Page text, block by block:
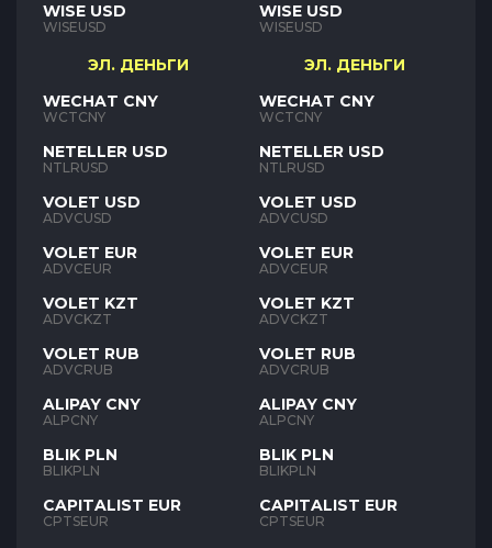
WISE USD
WISEUSD
ЭЛ. ДЕНЬГИ
WECHAT CNY
WCTCNY
NETELLER USD
NTLRUSD
VOLET USD
ADVCUSD
VOLET EUR
ADVCEUR
VOLET KZT
ADVCKZT
VOLET RUB
ADVCRUB
ALIPAY CNY
ALPCNY
BLIK PLN
BLIKPLN
CAPITALIST EUR
CPTSEUR
WISE USD
WISEUSD
ЭЛ. ДЕНЬГИ
WECHAT CNY
WCTCNY
NETELLER USD
NTLRUSD
VOLET USD
ADVCUSD
VOLET EUR
ADVCEUR
VOLET KZT
ADVCKZT
VOLET RUB
ADVCRUB
ALIPAY CNY
ALPCNY
BLIK PLN
BLIKPLN
CAPITALIST EUR
CPTSEUR